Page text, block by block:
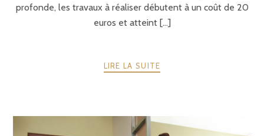
profonde, les travaux à réaliser débutent à un coût de 20
euros et atteint [...]
LIRE LA SUITE